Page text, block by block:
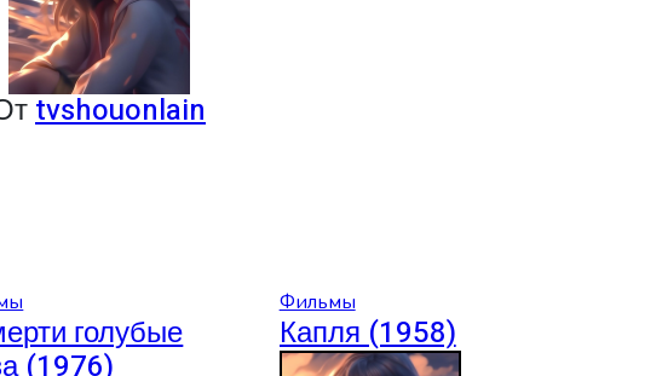
tvshouonlain
голубые
(1976)
Фильмы
Капля (1958)